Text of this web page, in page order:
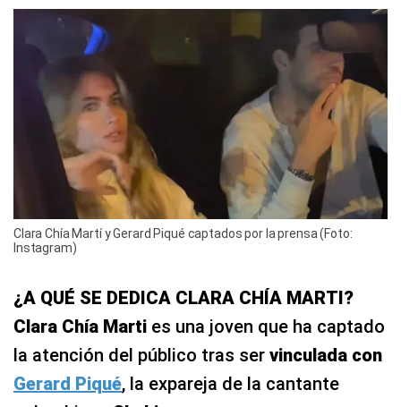
Clara Chía Martí y Gerard Piqué captados por la prensa (Foto:
Instagram)
¿A QUÉ SE DEDICA CLARA CHÍA MARTI?
Clara Chía Marti es una joven que ha captado
la atención del público tras ser vinculada con
Gerard Piqué, la expareja de la cantante